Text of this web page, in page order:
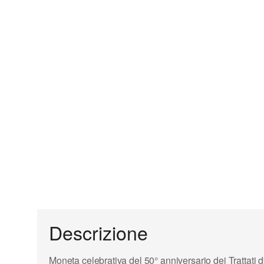
Descrizione
Moneta celebrativa del 50° anniversario dei Trattati